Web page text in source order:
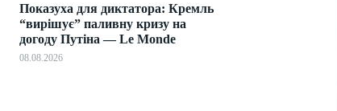
Показуха для диктатора: Кремль
“вирішує” паливну кризу на
догоду Путіна — Le Monde
08.08.2026